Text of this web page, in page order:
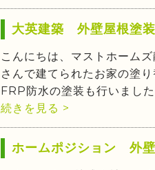
大英建築 外壁屋根塗
こんにちは、マストホーム
さんで建てられたお家の塗
FRP防水の塗装も行いました
続きを見る >
ホームポジション 外